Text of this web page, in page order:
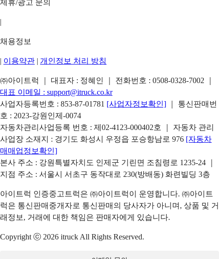
제휴/광고 문의
|
채용정보
| 이용약관 | 개인정보 처리 방침
㈜아이트럭 ｜ 대표자 : 정혜인 ｜ 전화번호 : 0508-0328-7002
대표 이메일 : support@itruck.co.kr
사업자등록번호 : 853-87-01781 [사업자정보확인]
｜ 통신판매번
호 : 2023-강원인제-0074
자동차관리사업등록 번호 : 제02-4123-000402호 ｜ 자동차 관리
사업장 소재지 : 경기도 화성시 우정읍 포승항남로 976 [자동차
매매업정보확인]
본사 주소 : 강원특별자치도 인제군 기린면 조침령로 1235-24 ｜
지점 주소 : 서울시 서초구 동작대로 230(방배동) 화련빌딩 3층
아이트럭 인증중고트럭은 ㈜아이트럭이 운영합니다. ㈜아이트
럭은 통신판매중개자로 통신판매의 당사자가 아니며, 상품 및 거
래정보, 거래에 대한 책임은 판매자에게 있습니다.
Copyright ⓒ 2026 itruck All Rights Reserved.